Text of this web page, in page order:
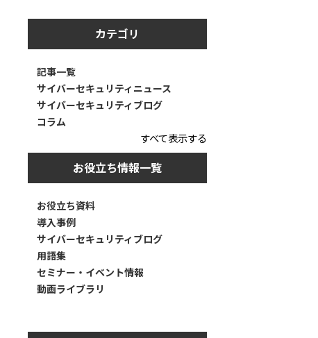
カテゴリ
記事一覧
サイバーセキュリティニュース
サイバーセキュリティブログ
コラム
すべて表示する
お役立ち情報一覧
お役立ち資料
導入事例
サイバーセキュリティブログ
用語集
セミナー・イベント情報
動画ライブラリ